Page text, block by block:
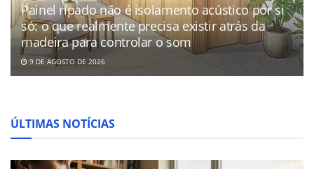
Painel ripado não é isolamento acústico por si
só: o que realmente precisa existir atrás da
madeira para controlar o som
9 DE AGOSTO DE 2026
ÚLTIMAS NOTÍCIAS